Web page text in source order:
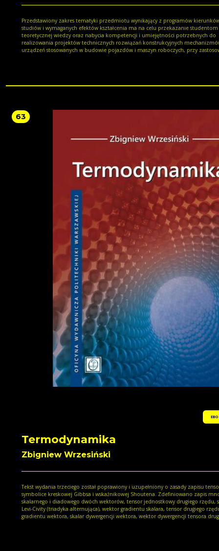
Przedstawiony zakres tematyki przedmiotu wynikający z programów
studiów i wymaganych efektów kształcenia ma na celu przekazanie studentom
teoretycznej wiedzy oraz nabycia kompetencji i umiejętności potrzebnych do
realizowania projektów technicznych rozwiązań konstrukcyjnych
urządzeń stosowanych w budowie pojazdów i maszyn roboczych, przy
oraz klasyfikację strukturalną i funkcjonalną mechanizmów. Rozdział 3
przykładowe zadania. W rozdziale 4 omówiono metody analizy kinematycznej
mechanizmów krzywkowych, syntezę mechanizmu krzywkowego metodą
oraz przykładowe zadania. W rozdziale 5 opisano dynamikę mechanizmów i
mechanizmów, ruch maszyny pod działaniem sił, nierównomierność biegu
wyznaczanie momentu bezwładności koła zamachowego, oraz przykładowe
charakterystyk elementów i układów automatyki zawiera rozdział 7. W
omówiono właściwości statyczne i dynamiczne podstawowych elementów
przykładami. Rozdział 9 zawiera opis budowy i przekształcania schematów
blokowych. W rozdziale 10 omówiono rodzaje i właściwości regulatorów. W
11 przedstawiono kryteria oceny układów automatyki, a w tym kryteria
korekcję układów, kryteria oceny układów w stanach ustalonych oraz kryteria
stanów dynamicznych układów automatyki.
63
Termodynamika
Zbigniew Wrzesiński
Tekst wydania trzeciego został poprawiony i uzupełniony o zasady zapisu
symbolice kreskowej Gibbsa i wskaźnikowej Shoutena. Zdefiniowano zapis
skalarnego i diadowego dwóch wektorów, tensor jednostkowy drugiego rzędu,
Levi-Civity (triadyka alternująca), wektor gradientu skalara, tensor drugiego
gradientu wektora, skalar dywergencji wektora, wektor dywergencji tensora